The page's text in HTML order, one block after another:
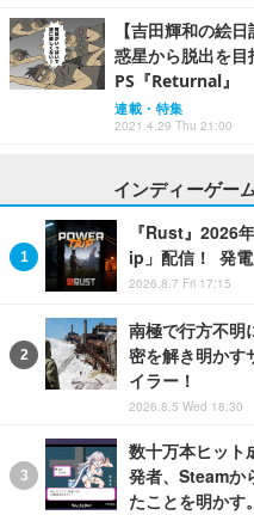
【吉田輝和の絵
惑星から脱出を
PS『Returnal』
連載・特集
2021.4.29 Thu 21:00
インディーゲー
『Rust』2026
ip」配信！ 発
2026.8.7 Fri 17:15
南極で行方不明
密を解き明かす
イラー！
2026.8.5 Wed 18:30
数十万本ヒット
発者、Steamか
たことを明かす